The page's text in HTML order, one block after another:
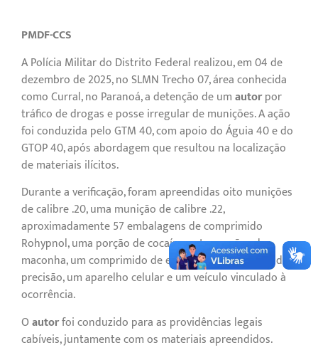
PMDF-CCS
A Polícia Militar do Distrito Federal realizou, em 04 de
dezembro de 2025, no SLMN Trecho 07, área conhecida
como Curral, no Paranoá, a detenção de umautorpor
tráfico de drogas e posse irregular de munições. A ação
foi conduzida pelo GTM 40, com apoio do Águia 40 e do
GTOP 40, após abordagem que resultou na localização
de materiais ilícitos.
Durante a verificação, foram apreendidas oito munições
de calibre .20, uma munição de calibre .22,
aproximadamente 57 embalagens de comprimido
Rohypnol, uma porção de cocaína, sete porções de
maconha, um comprimido de ecstasy, duas balanças de
precisão, um aparelho celular e um veículo vinculado à
ocorrência.
Oautorfoi conduzido para as providências legais
cabíveis, juntamente com os materiais apreendidos.